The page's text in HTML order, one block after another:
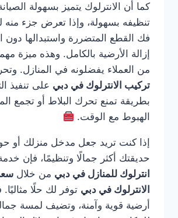
كما أن الانترلوك يتميز بسهولة
تنظيفه بسهولة، وإذا تعرض جزء منه
فك القطع المتضررة واستبدالها دون
إزالة الأرضية بالكامل. وهذه ميزة
من العملاء يفضلونه في المنازل.
تركيب الانترلوك في دبي على تنفيذ
بطريقة تمنع تحرك البلاط أو تجمع
الهبوط مع الوقت.
إذا كنت تريد جعل مدخل منزلك أو
حديقتك أكثر جمالًا وتنظيمًا، فإن
انترلوك للمنازل في دبي من خلال
الانترلوك في دبي توفر لك حلًا
أرضية قوية وآمنة، وتضيف لمسة